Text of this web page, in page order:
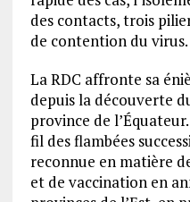
des contacts, trois
de contention du virus.
La RDC affronte sa
depuis la découverte
province de
fil des flambées
reconnue en matière
et de vaccination en